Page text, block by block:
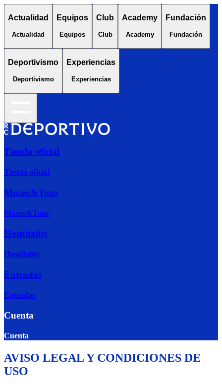
Actualidad
Actualidad
Equipos
Equipos
Club
Club
Academy
Academy
Fundación
Fundación
Deportivismo
Deportivismo
Experiencias
Experiencias
Tienda oficial
Tienda oficial
Museo&Tour
Museo&Tour
Hospitality
Hospitality
Entradas
Entradas
Cuenta
Cuenta
AVISO LEGAL Y CONDICIONES DE
USO